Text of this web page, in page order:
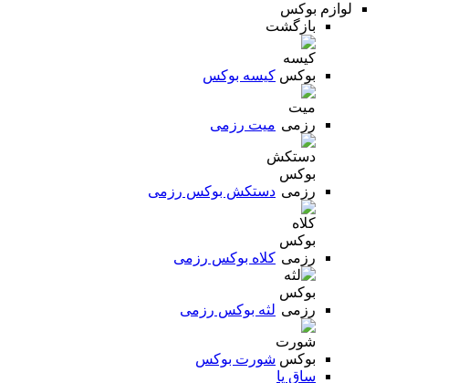
لوازم بوکس
بازگشت
کیسه بوکس
میت رزمی
دستکش بوکس رزمی
کلاه بوکس رزمی
لثه بوکس رزمی
شورت بوکس
ساق پا